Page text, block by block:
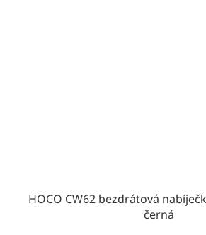
HOCO CW62 bezdrátová
černá